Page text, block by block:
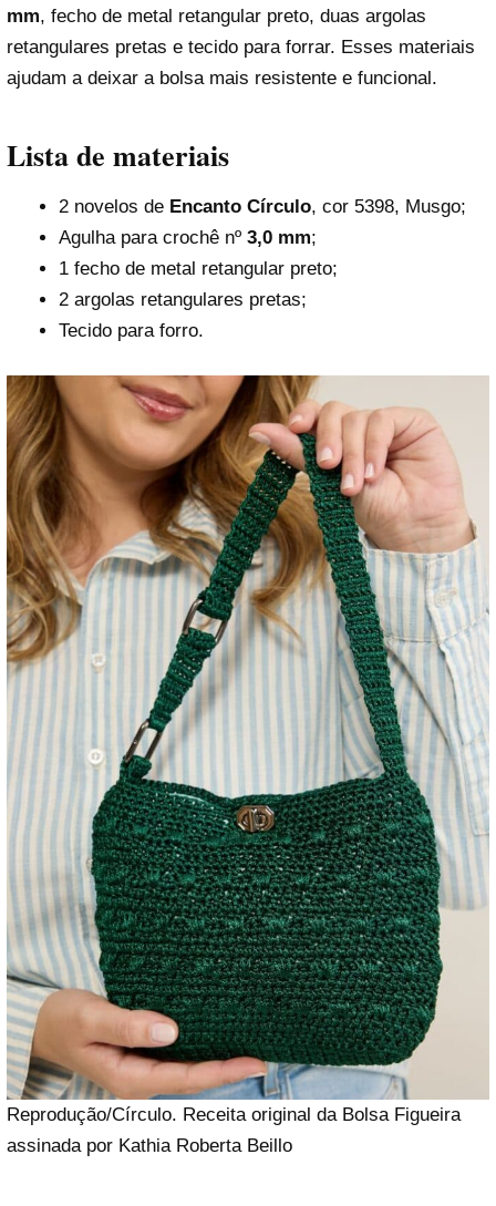
mm, fecho de metal retangular preto, duas argolas
retangulares pretas e tecido para forrar. Esses materiais
ajudam a deixar a bolsa mais resistente e funcional.
Lista de materiais
2 novelos de Encanto Círculo, cor 5398, Musgo;
Agulha para crochê nº 3,0 mm;
1 fecho de metal retangular preto;
2 argolas retangulares pretas;
Tecido para forro.
Reprodução/Círculo. Receita original da Bolsa Figueira
assinada por Kathia Roberta Beillo